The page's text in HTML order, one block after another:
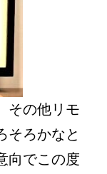
その他リモ
そろかなと
向でこの度